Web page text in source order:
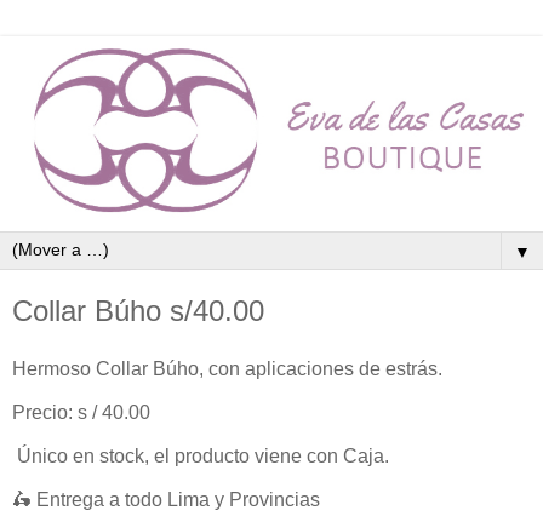
▼
Collar Búho s/40.00
Hermoso Collar Búho, con aplicaciones de estrás.
Precio: s / 40.00
Único en stock, el producto viene con Caja.
🛵 Entrega a todo Lima y Provincias